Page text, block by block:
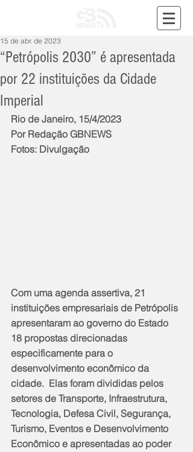
“Petrópolis 2030” é apresentada
por 22 instituições da Cidade
Imperial
15 de abr. de 2023
Rio de Janeiro, 15/4/2023
Por Redação GBNEWS
Fotos: Divulgação
Com uma agenda assertiva, 21
instituições empresariais de Petrópolis
apresentaram ao governo do Estado
18 propostas direcionadas
especificamente para o
desenvolvimento econômico da
cidade.  Elas foram divididas pelos
setores de Transporte, Infraestrutura,
Tecnologia, Defesa Civil, Segurança,
Turismo, Eventos e Desenvolvimento
Econômico e apresentadas ao poder